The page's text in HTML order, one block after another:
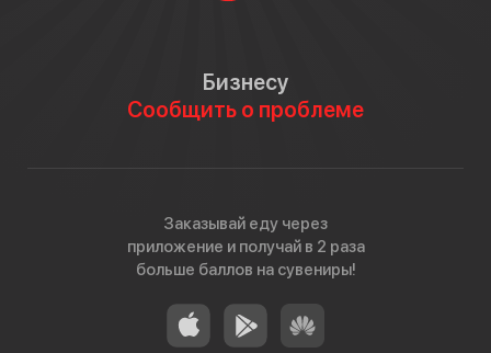
Бизнесу
Сообщить о проблеме
Заказывай еду через
приложение и получай в 2 раза
больше баллов на сувениры!